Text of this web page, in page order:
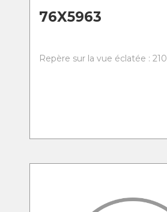
76X5963
Repère sur la vue éclatée : 210